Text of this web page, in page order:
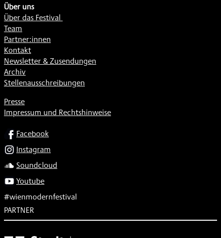
Über uns
Über das Festival
Team
Partner:innen
Kontakt
Newsletter & Zusendungen
Archiv
Stellenausschreibungen
Presse
Impressum und Rechtshinweise
SOCIALFacebook
Instagram
Soundcloud
Youtube
#wienmodernfestival
PARTNER
Subventionsgeber